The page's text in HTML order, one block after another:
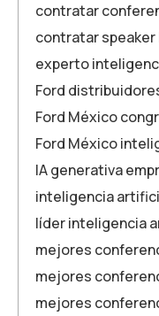
contratar
contratar
experto
Ford
Ford México
Ford México
IA generativa
inteligencia
líder inteligencia
mejores
mejores
mejores